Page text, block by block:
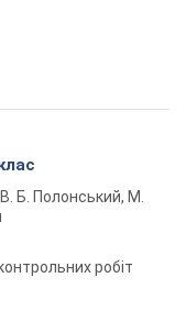
Б. Полонський, М.
робіт